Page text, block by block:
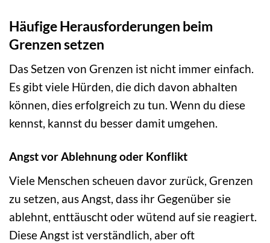
Häufige Herausforderungen beim
Grenzen setzen
Das Setzen von Grenzen ist nicht immer einfach.
Es gibt viele Hürden, die dich davon abhalten
können, dies erfolgreich zu tun. Wenn du diese
kennst, kannst du besser damit umgehen.
Angst vor Ablehnung oder Konflikt
Viele Menschen scheuen davor zurück, Grenzen
zu setzen, aus Angst, dass ihr Gegenüber sie
ablehnt, enttäuscht oder wütend auf sie reagiert.
Diese Angst ist verständlich, aber oft